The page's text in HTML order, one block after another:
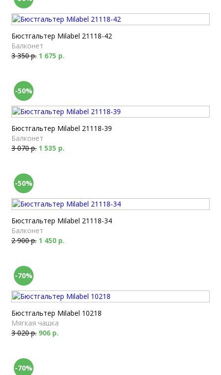
Бюстгальтер Milabel 21118-42
Балконет
3 350 р. 1 675 р.
-50%
Бюстгальтер Milabel 21118-39
Балконет
3 070 р. 1 535 р.
-50%
Бюстгальтер Milabel 21118-34
Балконет
2 900 р. 1 450 р.
-70%
Бюстгальтер Milabel 10218
Мягкая чашка
3 020 р. 906 р.
-70%